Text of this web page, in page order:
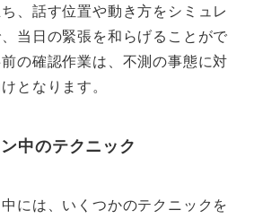
、話す位置や動き方をシミュレ
当日の緊張を和らげることがで
の確認作業は、不測の事態に対
となります。
中のテクニック
には、いくつかのテクニックを